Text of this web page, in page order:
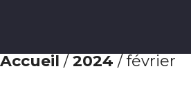
Accueil /2024 / février